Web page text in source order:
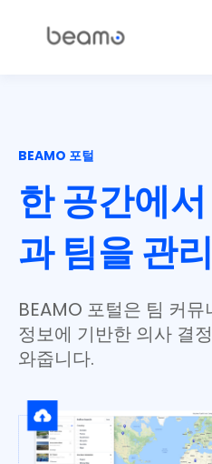
BEAMO 포털
한 공간에서
과 팀을 관
BEAMO 포털은 팀 커
정보에 기반한 의사 결
와줍니다.